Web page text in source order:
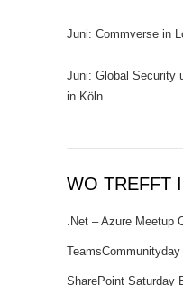
Juni: Commverse in
Juni: Global Security
in Köln
WO TREFFT
.Net – Azure Meetup
SharePoint Saturday